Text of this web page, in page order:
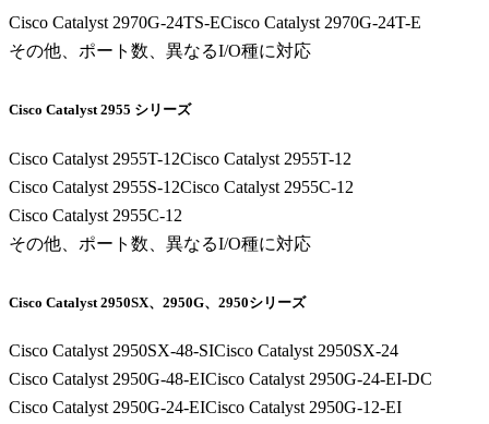
Cisco Catalyst 2970G-24TS-ECisco Catalyst 2970G-24T-E
その他、ポート数、異なるI/O種に対応
Cisco Catalyst 2955 シリーズ
Cisco Catalyst 2955T-12Cisco Catalyst 2955T-12
Cisco Catalyst 2955S-12Cisco Catalyst 2955C-12
Cisco Catalyst 2955C-12
その他、ポート数、異なるI/O種に対応
Cisco Catalyst 2950SX、2950G、2950シリーズ
Cisco Catalyst 2950SX-48-SICisco Catalyst 2950SX-24
Cisco Catalyst 2950G-48-EICisco Catalyst 2950G-24-EI-DC
Cisco Catalyst 2950G-24-EICisco Catalyst 2950G-12-EI